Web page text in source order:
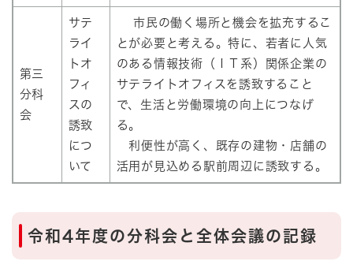
第三
分科
会
サテ
ライ
トオ
フィ
スの
誘致
につ
いて
市民の働く場所と機会を拡充するこ
とが必要と考える。特に、若者に人気
のある情報技術（ＩＴ系）関係企業の
サテライトオフィスを誘致すること
で、生活と労働環境の向上につなげ
る。
利便性が高く、既存の建物・店舗の
活用が見込める駅前周辺に誘致する。
令和4年度の分科会と全体会議の記録